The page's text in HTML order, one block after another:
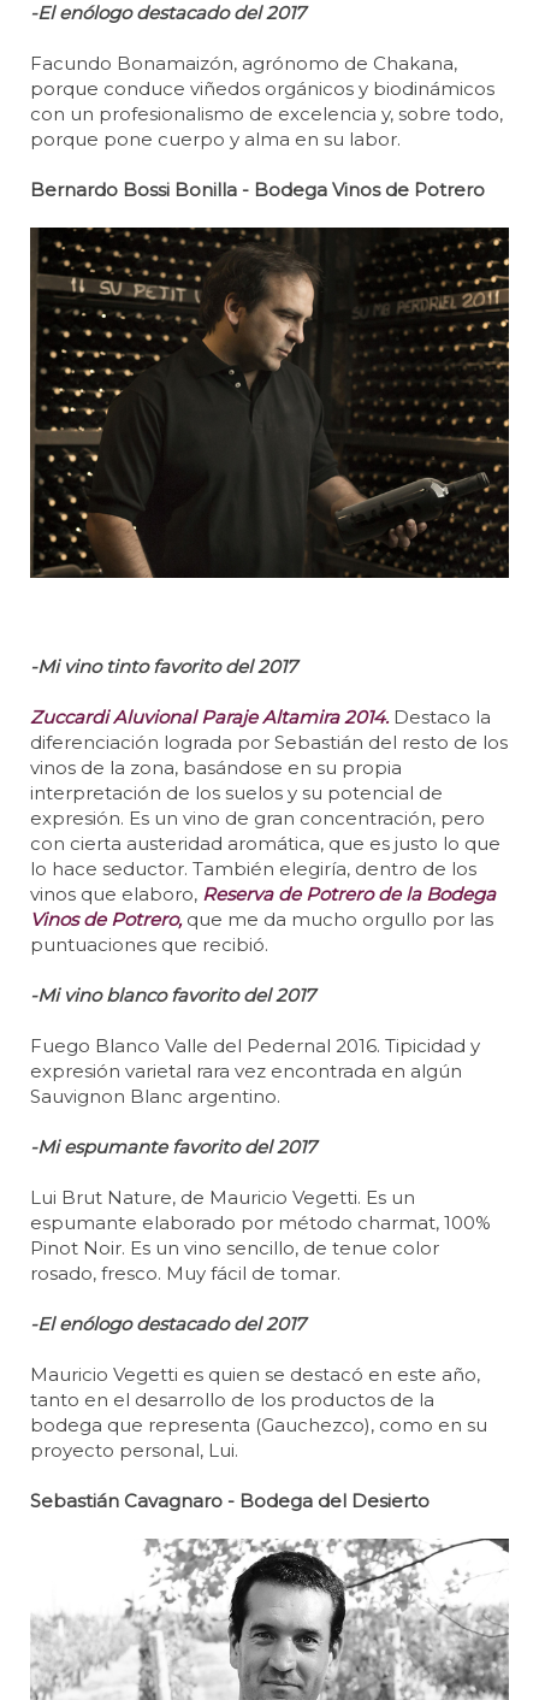
-El enólogo destacado del 2017
Facundo Bonamaizón, agrónomo de Chakana,
porque conduce viñedos orgánicos y biodinámicos
con un profesionalismo de excelencia y, sobre todo,
porque pone cuerpo y alma en su labor.
Bernardo Bossi Bonilla - Bodega Vinos de Potrero
-Mi vino tinto favorito del 2017
Zuccardi Aluvional Paraje Altamira 2014.Destaco la
diferenciación lograda por Sebastián del resto de los
vinos de la zona, basándose en su propia
interpretación de los suelos y su potencial de
expresión. Es un vino de gran concentración, pero
con cierta austeridad aromática, que es justo lo que
lo hace seductor. También elegiría, dentro de los
vinos que elaboro, Reserva de Potrero de la Bodega
Vinos de Potrero,que me da mucho orgullo por las
puntuaciones que recibió.
-Mi vino blanco favorito del 2017
Fuego Blanco Valle del Pedernal 2016. Tipicidad y
expresión varietal rara vez encontrada en algún
Sauvignon Blanc argentino.
-Mi espumante favorito del 2017
Lui Brut Nature, de Mauricio Vegetti. Es un
espumante elaborado por método charmat, 100%
Pinot Noir. Es un vino sencillo, de tenue color
rosado, fresco. Muy fácil de tomar.
-El enólogo destacado del 2017
Mauricio Vegetti es quien se destacó en este año,
tanto en el desarrollo de los productos de la
bodega que representa (Gauchezco), como en su
proyecto personal, Lui.
Sebastián Cavagnaro - Bodega del Desierto